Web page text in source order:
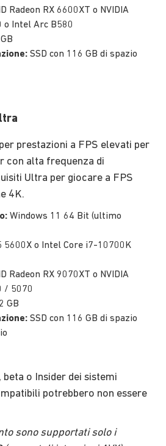
Radeon RX 6600XT o NVIDIA
o Intel Arc B580
SSD con 116 GB di spazio
prestazioni a FPS elevati per
con alta frequenza di
Ultra per giocare a FPS
4K.
Windows 11 64 Bit (ultimo
5600X o Intel Core i7-10700K
Radeon RX 9070XT o NVIDIA
/ 5070
GB
SSD con 116 GB di spazio
o Insider dei sistemi
potrebbero non essere
sono supportati solo i